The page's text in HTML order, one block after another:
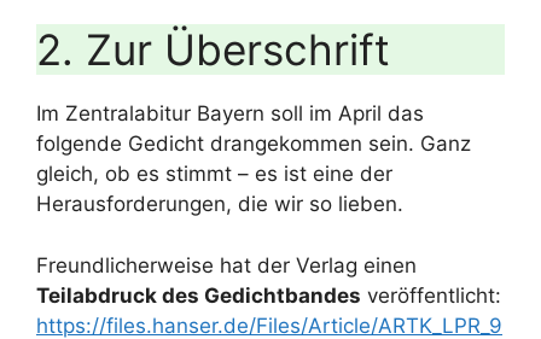
2. Zur Überschrift
Im Zentralabitur Bayern soll im April das
folgende Gedicht drangekommen sein. Ganz
gleich, ob es stimmt – es ist eine der
Herausforderungen, die wir so lieben.
Freundlicherweise hat der Verlag einen
Teilabdruck des Gedichtbandes veröffentlicht:
https://files.hanser.de/Files/Article/ARTK_LPR_9